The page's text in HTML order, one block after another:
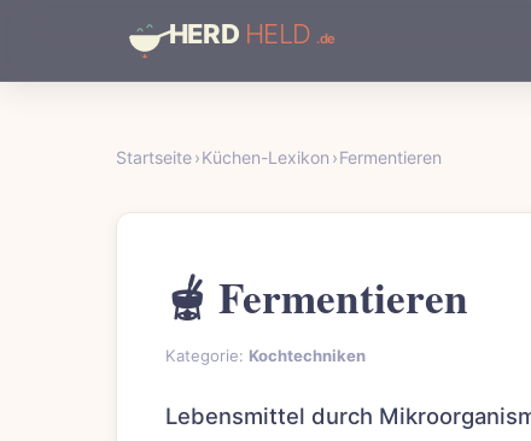
Startseite›Küchen-Lexikon ›Fermentieren
🫕 Fermentieren
Kategorie: Kochtechniken
Lebensmittel durch